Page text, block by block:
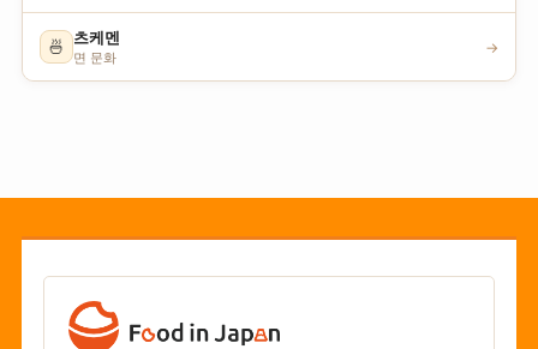
🍜 츠케멘
면 문화
→